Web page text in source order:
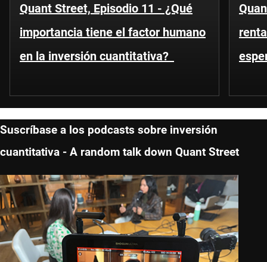
Quant Street, Episodio 11 - ¿Qué
importancia tiene el factor humano
en la inversión cuantitativa?
Suscríbase a los podcasts sobre inversión
cuantitativa - A random talk down Quant Street